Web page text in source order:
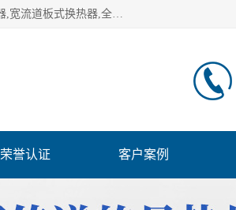
湖南欧力德换热实业有限公司生产换热设备,板式换热器,板式热交换器,板式换热器机组,卫生级板式换热器,宽流道板式换热器,全焊接板式换热器,钎焊板式换热器,钛材板式换热器,容积式换热器,盘管换热,不锈钢水箱,定压补水机组,变频供水机组等,用户覆盖：湖南、湖北、广西、广东、海南、云南、贵州等全国各地。
荣誉认证 客户案例